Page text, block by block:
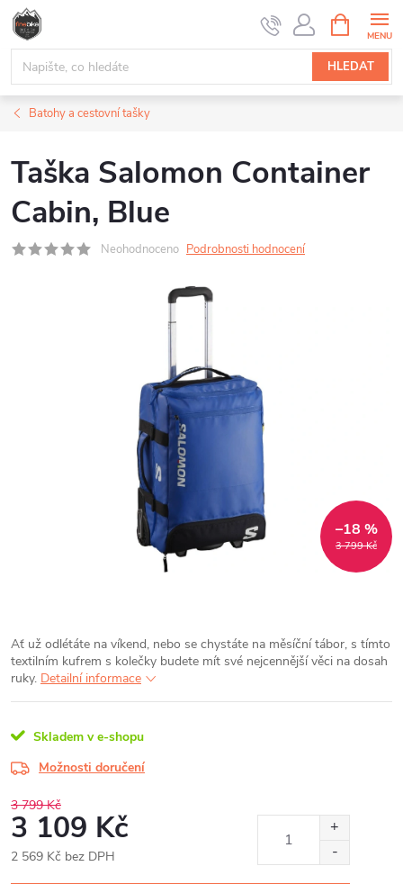
Přejít
obsah
HLEDAT
NÁKUPNÍ
KOŠÍK
Batohy a cestovní tašky
Taška Salomon Container
Cabin, Blue
Neohodnoceno Podrobnosti hodnocení
3 799 Kč
–18 %
Ať už odlétáte na víkend, nebo se chystáte na měsíční tábor, s tímto
textilním kufrem s kolečky budete mít své nejcennější věci na dosah
ruky. Detailní informace
Skladem v e-shopu
Možnosti doručení
3 799 Kč
3 109 Kč
2 569 Kč bez DPH